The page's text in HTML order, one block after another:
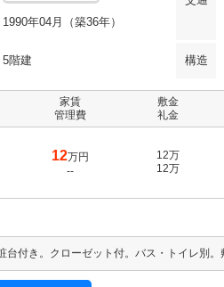
1990年04月（築36年）
5階建 構造
家賃
管理費
敷金
礼金
12万円
--
12万
12万